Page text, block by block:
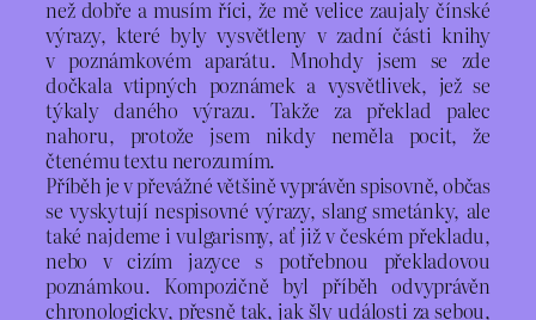
než dobře a musím říci, že mě velice zaujaly čínské
výrazy, které byly vysvětleny v zadní části knihy
v poznámkovém aparátu. Mnohdy jsem se zde
dočkala vtipných poznámek a vysvětlivek, jež se
týkaly daného výrazu. Takže za překlad palec
nahoru, protože jsem nikdy neměla pocit, že
čtenému textu nerozumím.
Příběh je v převážné většině vyprávěn spisovně, občas
se vyskytují nespisovné výrazy, slang smetánky, ale
také najdeme i vulgarismy, ať již v českém překladu,
nebo v cizím jazyce s potřebnou překladovou
poznámkou. Kompozičně byl příběh odvyprávěn
chronologicky, přesně tak, jak šly události za sebou,